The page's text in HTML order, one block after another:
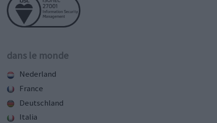
dans le monde
Nederland
France
Deutschland
Italia